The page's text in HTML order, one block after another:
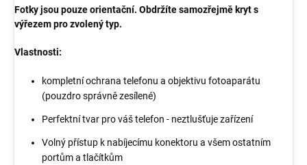
Fotky jsou pouze orientační. Obdržíte samozřejmě kryt s
výřezem pro zvolený typ.
Vlastnosti:
kompletní ochrana telefonu a objektivu fotoaparátu
(pouzdro správně zesílené)
Perfektní tvar pro váš telefon - neztlušťuje zařízení
Volný přístup k nabíjecímu konektoru a všem ostatním
portům a tlačítkům